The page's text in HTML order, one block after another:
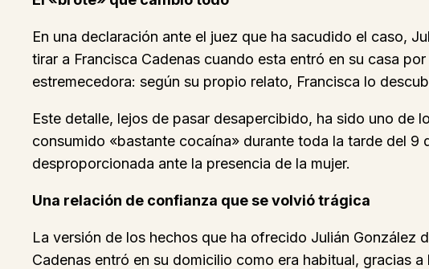
En una declaración ante el juez que ha sacudido el caso,
tirar a Francisca Cadenas cuando esta entró en su casa
estremecedora: según su propio relato, Francisca lo
Este detalle, lejos de pasar desapercibido, ha sido uno de
consumido «bastante cocaína» durante toda la tarde del 9
desproporcionada ante la presencia de la mujer.
Una relación de confianza que se volvió trágica
La versión de los hechos que ha ofrecido Julián González
Cadenas entró en su domicilio como era habitual, gracias